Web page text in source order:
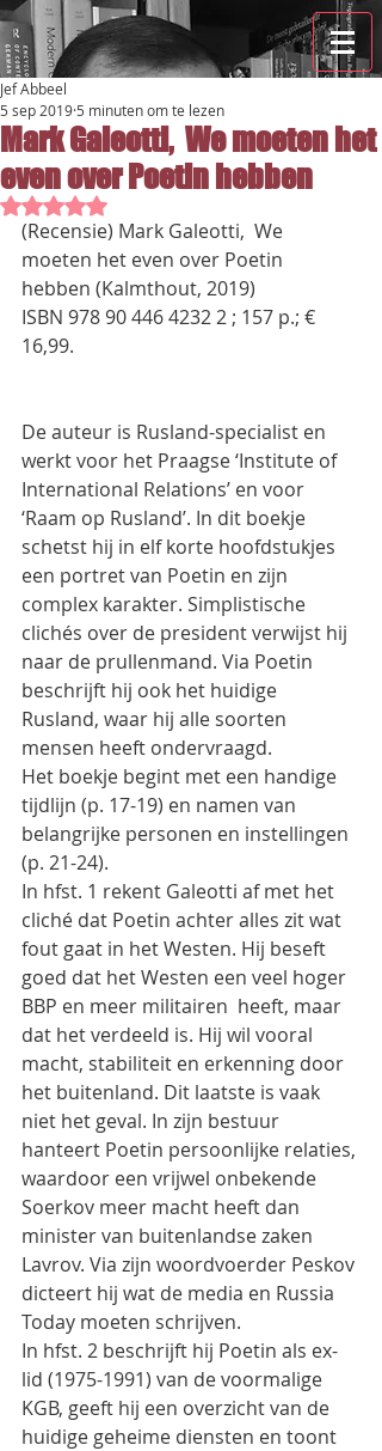
Mark Galeotti, We moeten het
even over Poetin hebben
Jef Abbeel
5 sep 2019 5 minuten om te lezen
Beoordeeld met NaN uit 5 sterren.
(Recensie) Mark Galeotti,  We
moeten het even over Poetin
hebben (Kalmthout, 2019)
ISBN 978 90 446 4232 2 ; 157 p.; €
16,99.
De auteur is Rusland-specialist en
werkt voor het Praagse ‘Institute of
International Relations’ en voor
‘Raam op Rusland’. In dit boekje
schetst hij in elf korte hoofdstukjes
een portret van Poetin en zijn
complex karakter. Simplistische
clichés over de president verwijst hij
naar de prullenmand. Via Poetin
beschrijft hij ook het huidige
Rusland, waar hij alle soorten
mensen heeft ondervraagd.
Het boekje begint met een handige
tijdlijn (p. 17-19) en namen van
belangrijke personen en instellingen
(p. 21-24).
In hfst. 1 rekent Galeotti af met het
cliché dat Poetin achter alles zit wat
fout gaat in het Westen. Hij beseft
goed dat het Westen een veel hoger
BBP en meer militairen  heeft, maar
dat het verdeeld is. Hij wil vooral
macht, stabiliteit en erkenning door
het buitenland. Dit laatste is vaak
niet het geval. In zijn bestuur
hanteert Poetin persoonlijke relaties,
waardoor een vrijwel onbekende
Soerkov meer macht heeft dan
minister van buitenlandse zaken
Lavrov. Via zijn woordvoerder Peskov
dicteert hij wat de media en Russia
Today moeten schrijven.
In hfst. 2 beschrijft hij Poetin als ex-
lid (1975-1991) van de voormalige
KGB, geeft hij een overzicht van de
huidige geheime diensten en toont